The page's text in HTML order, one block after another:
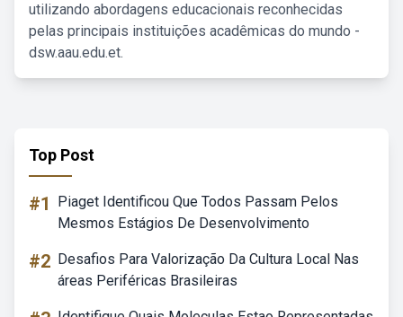
utilizando abordagens educacionais reconhecidas
pelas principais instituições acadêmicas do mundo -
dsw.aau.edu.et.
Top Post
#1
Piaget Identificou Que Todos Passam Pelos
Mesmos Estágios De Desenvolvimento
#2 Desafios Para Valorização Da Cultura Local Nas
áreas Periféricas Brasileiras